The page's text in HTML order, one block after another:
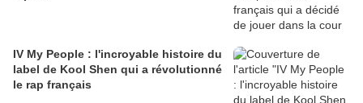
IV My People : l'incroyable histoire du
label de Kool Shen qui a révolutionné
le rap français